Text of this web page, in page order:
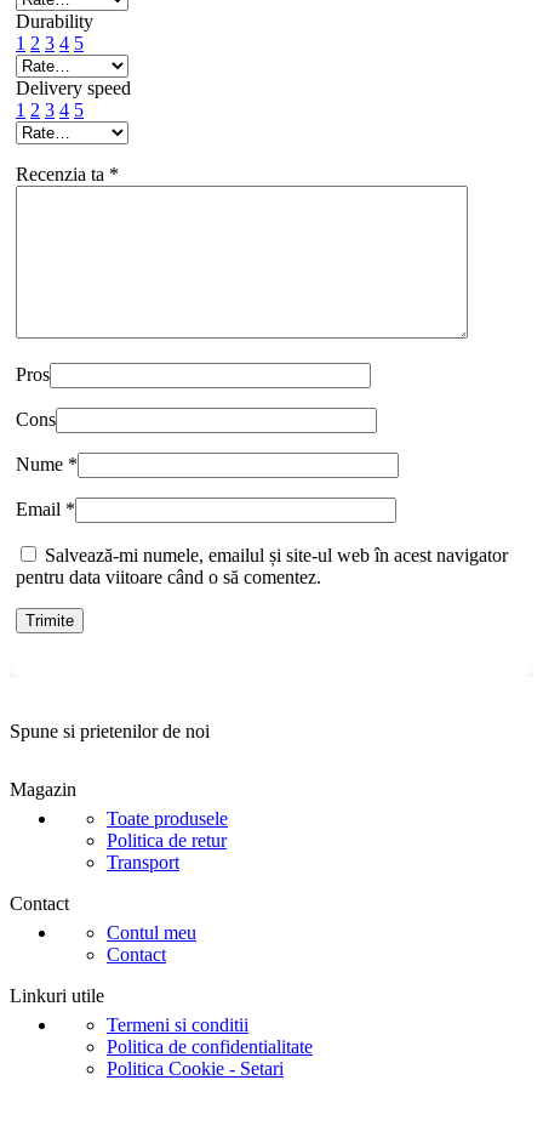
Durability
1 2 3 4 5
Delivery speed
1 2 3 4 5
Recenzia ta *
Pros
Cons
Nume *
Email *
Salvează-mi numele, emailul și site-ul web în acest navigator
pentru data viitoare când o să comentez.
Spune si prietenilor de noi
Magazin
Toate produsele
Politica de retur
Transport
Contact
Contul meu
Contact
Linkuri utile
Termeni si conditii
Politica de confidentialitate
Politica Cookie - Setari